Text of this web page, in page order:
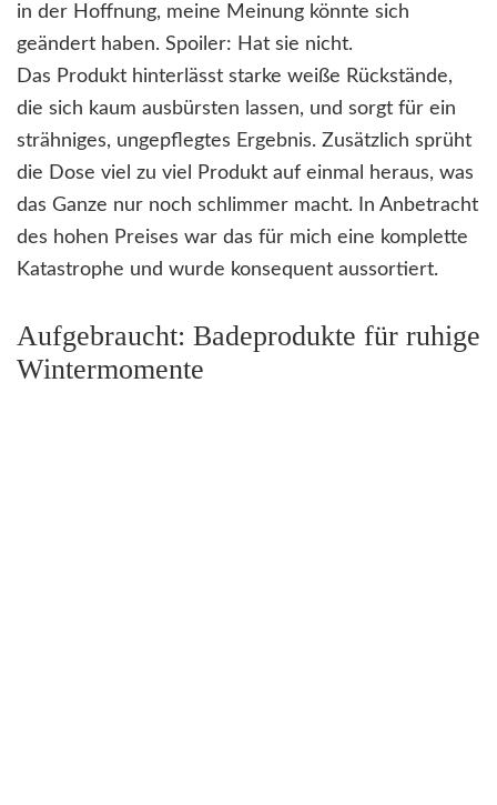
in der Hoffnung, meine Meinung könnte sich
geändert haben. Spoiler: Hat sie nicht.
Das Produkt hinterlässt starke weiße Rückstände,
die sich kaum ausbürsten lassen, und sorgt für ein
strähniges, ungepflegtes Ergebnis. Zusätzlich sprüht
die Dose viel zu viel Produkt auf einmal heraus, was
das Ganze nur noch schlimmer macht. In Anbetracht
des hohen Preises war das für mich eine komplette
Katastrophe und wurde konsequent aussortiert.
Aufgebraucht: Badeprodukte für ruhige
Wintermomente